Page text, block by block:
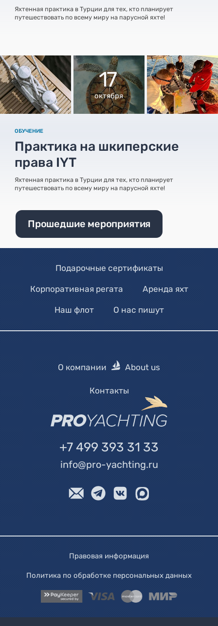
Яхтенная практика в Турции для тех, кто планирует
путешествовать по всему миру на парусной яхте!
17
октября
ОБУЧЕНИЕ
Практика на шкиперские
права IYT
Яхтенная практика в Турции для тех, кто планирует
путешествовать по всему миру на парусной яхте!
Прошедшие мероприятия
Подарочные сертификаты
Корпоративная регата Аренда яхт
Наш флот О нас пишут
О компании About us
Контакты
+7 499 393 31 33
info@pro-yachting.ru
Правовая информация
Политика по обработке персональных данных